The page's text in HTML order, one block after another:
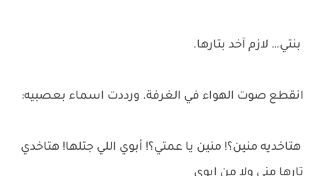
بنتي… لازم آخد بتارها.
انقطع صوت الهواء في الغرفة. ورددت اسماء بعصبيه:
هتاخديه منين؟! منين يا عمتي؟! أبوي اللي جتلها! هتاخدي
تارها مني ولا من ابوي